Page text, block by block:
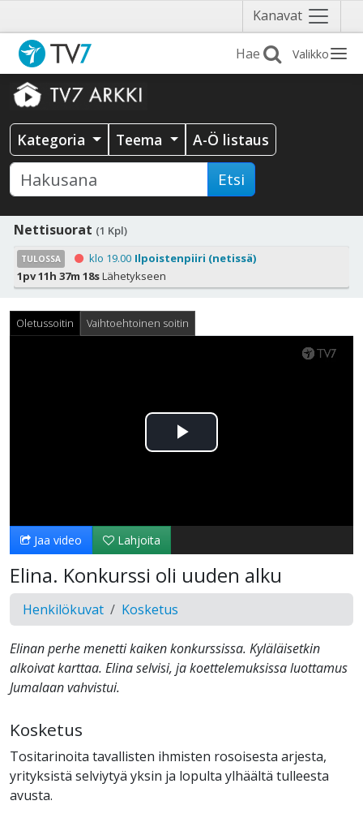
Kanavat Näytä
valikko
Valikko
Kategoria Teema A-Ö listaus
Etsi
Nettisuorat (1 Kpl)
TULOSSA klo 19.00 Ilpoistenpiiri (netissä)
1pv 11h 37m 18sLähetykseen
Oletussoitin Vaihtoehtoinen soitin
Toista
Jaa video Lahjoita
Elina. Konkurssi oli uuden alku
Henkilökuvat Kosketus
Elinan perhe menetti kaiken konkurssissa. Kyläläisetkin
alkoivat karttaa. Elina selvisi, ja koettelemuksissa luottamus
Jumalaan vahvistui.
Kosketus
Tositarinoita tavallisten ihmisten rosoisesta arjesta,
yrityksistä selviytyä yksin ja lopulta ylhäältä tulleesta
avusta.